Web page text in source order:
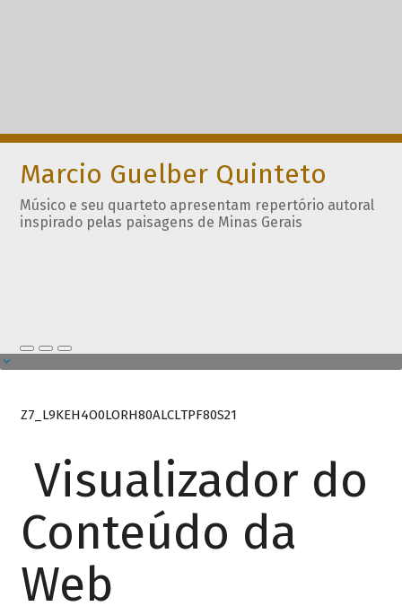
Marcio Guelber Quinteto
Músico e seu quarteto apresentam repertório autoral
inspirado pelas paisagens de Minas Gerais
Z7_L9KEH4O0LORH80ALCLTPF80S21
Visualizador do
Conteúdo da
Web